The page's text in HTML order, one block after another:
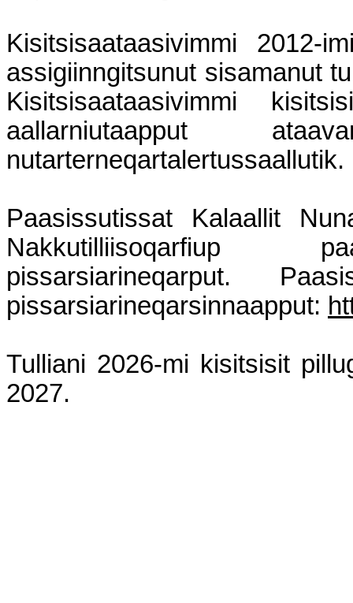
Kisitsisaataasivimmi 2012-
assigiinngitsunut sisamanut
Kisitsisaataasivimmi
aallarniutaapput
nutarterneqartalertussaallutik.
Paasissutissat Kalaallit
Nakkutilliisoqarfiup
pissarsiarineqarput.
pissarsiarineqarsinnaapput:
Tulliani 2026-mi kisitsisit
2027.